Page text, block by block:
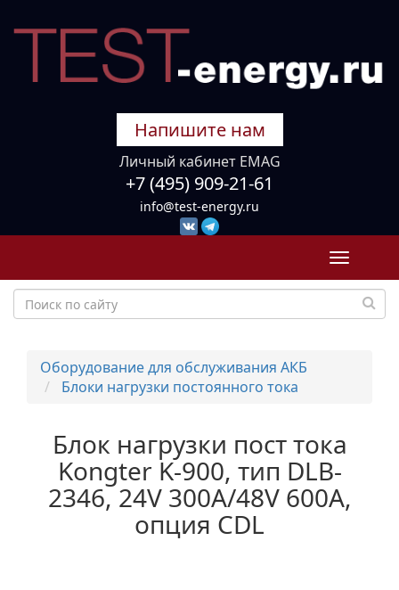
Напишите нам
Личный кабинет EMAG
+7 (495) 909-21-61
info@test-energy.ru
Toggle
Оборудование для обслуживания АКБ
Блоки нагрузки постоянного тока
Блок нагрузки пост тока
Kongter K-900, тип DLB-
2346, 24V 300A/48V 600A,
опция CDL